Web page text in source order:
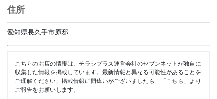
住所
愛知県長久手市原邸
こちらのお店の情報は、チラシプラス運営会社のセブンネットが独自に
収集した情報を掲載しています。最新情報と異なる可能性があることを
ご理解ください。掲載情報に間違いがございましたら、「 こちら 」より
ご報告をお願いします。